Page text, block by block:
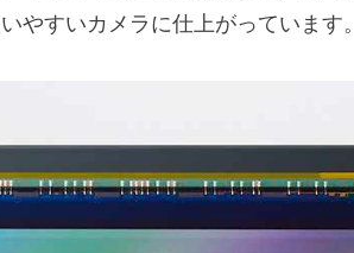
やすいカメラに仕上がっています。